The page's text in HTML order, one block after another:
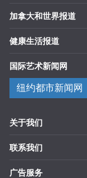
加拿大和世界报道
健康生活报道
国际艺术新闻网
纽约都市新闻网
关于我们
联系我们
广告服务